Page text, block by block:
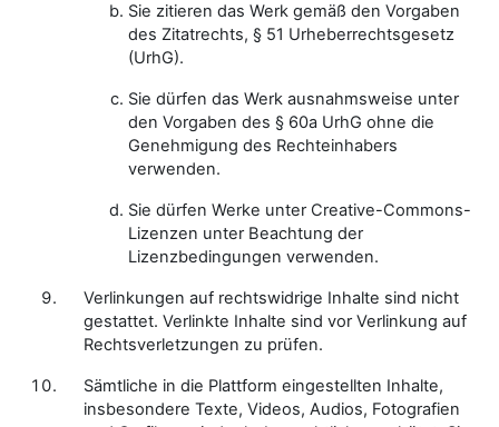
Sie zitieren das Werk gemäß den Vorgaben
des Zitatrechts, § 51 Urheberrechtsgesetz
(UrhG).
Sie dürfen das Werk ausnahmsweise unter
den Vorgaben des § 60a UrhG ohne die
Genehmigung des Rechteinhabers
verwenden.
Sie dürfen Werke unter Creative-Commons-
Lizenzen unter Beachtung der
Lizenzbedingungen verwenden.
Verlinkungen auf rechtswidrige Inhalte sind nicht
gestattet. Verlinkte Inhalte sind vor Verlinkung auf
Rechtsverletzungen zu prüfen.
Sämtliche in die Plattform eingestellten Inhalte,
insbesondere Texte, Videos, Audios, Fotografien